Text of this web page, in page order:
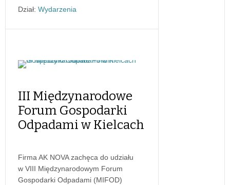
Dział: Wydarzenia
III Międzynarodowe
Forum Gospodarki
Odpadami w Kielcach
Firma AK NOVA zachęca do udziału
w VIII Międzynarodowym Forum
Gospodarki Odpadami (MIFOD)